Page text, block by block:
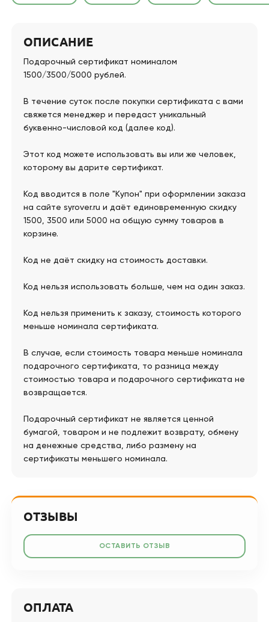
ОПИСАНИЕ
Подарочный сертификат номиналом
1500/3500/5000 рублей.
В течение суток после покупки сертификата с вами
свяжется менеджер и передаст уникальный
буквенно-числовой код (далее код).
Этот код можете использовать вы или же человек,
которому вы дарите сертификат.
Код вводится в поле "Купон" при оформлении заказа
на сайте syrover.ru и даёт единовременную скидку
1500, 3500 или 5000 на общую сумму товаров в
корзине.
Код не даёт скидку на стоимость доставки.
Код нельзя использовать больше, чем на один заказ.
Код нельзя применить к заказу, стоимость которого
меньше номинала сертификата.
В случае, если стоимость товара меньше номинала
подарочного сертификата, то разница между
стоимостью товара и подарочного сертификата не
возвращается.
Подарочный сертификат не является ценной
бумагой, товаром и не подлежит возврату, обмену
на денежные средства, либо размену на
сертификаты меньшего номинала.
ОТЗЫВЫ
ОСТАВИТЬ ОТЗЫВ
ОПЛАТА